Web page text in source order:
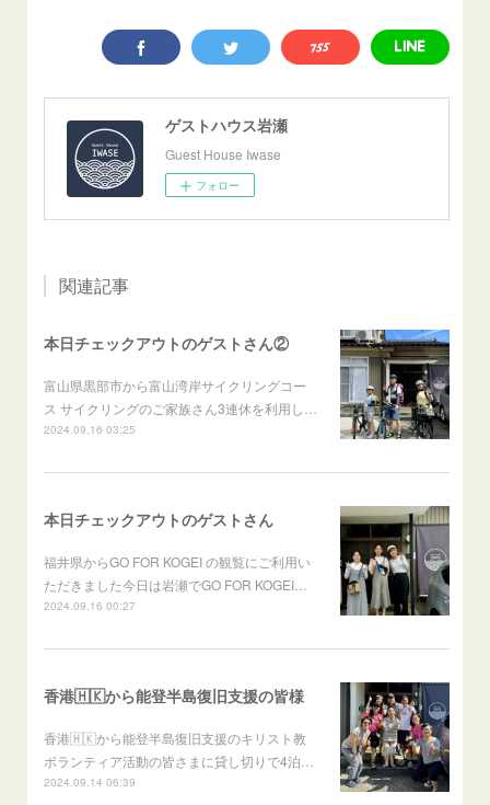
ゲストハウス岩瀬
Guest House Iwase
フォロー
関連記事
本日チェックアウトのゲストさん②
富山県黒部市から富山湾岸サイクリングコー
ス サイクリングのご家族さん3連休を利用し…
2024.09.16 03:25
本日チェックアウトのゲストさん
福井県からGO FOR KOGEI の観覧にご利用い
ただきました今日は岩瀬でGO FOR KOGEI…
2024.09.16 00:27
香港🇭🇰から能登半島復旧支援の皆様
香港🇭🇰から能登半島復旧支援のキリスト教
ボランティア活動の皆さまに貸し切りで4泊…
2024.09.14 06:39